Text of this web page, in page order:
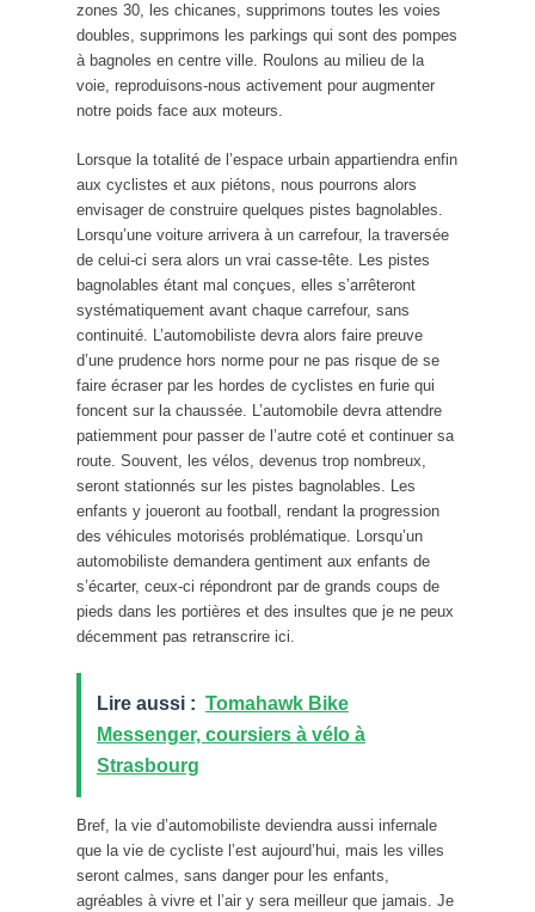
zones 30, les chicanes, supprimons toutes les voies
doubles, supprimons les parkings qui sont des pompes
à bagnoles en centre ville. Roulons au milieu de la
voie, reproduisons-nous activement pour augmenter
notre poids face aux moteurs.
Lorsque la totalité de l’espace urbain appartiendra enfin
aux cyclistes et aux piétons, nous pourrons alors
envisager de construire quelques pistes bagnolables.
Lorsqu’une voiture arrivera à un carrefour, la traversée
de celui-ci sera alors un vrai casse-tête. Les pistes
bagnolables étant mal conçues, elles s’arrêteront
systématiquement avant chaque carrefour, sans
continuité. L’automobiliste devra alors faire preuve
d’une prudence hors norme pour ne pas risque de se
faire écraser par les hordes de cyclistes en furie qui
foncent sur la chaussée. L’automobile devra attendre
patiemment pour passer de l’autre coté et continuer sa
route. Souvent, les vélos, devenus trop nombreux,
seront stationnés sur les pistes bagnolables. Les
enfants y joueront au football, rendant la progression
des véhicules motorisés problématique. Lorsqu’un
automobiliste demandera gentiment aux enfants de
s’écarter, ceux-ci répondront par de grands coups de
pieds dans les portières et des insultes que je ne peux
décemment pas retranscrire ici.
Lire aussi : Tomahawk Bike
Messenger, coursiers à vélo à
Strasbourg
Bref, la vie d’automobiliste deviendra aussi infernale
que la vie de cycliste l’est aujourd’hui, mais les villes
seront calmes, sans danger pour les enfants,
agréables à vivre et l’air y sera meilleur que jamais. Je